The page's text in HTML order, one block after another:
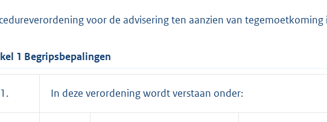
voor de advisering ten aanzien van tegemoetkoming
1 Begripsbepalingen
1. In deze verordening wordt verstaan onder: